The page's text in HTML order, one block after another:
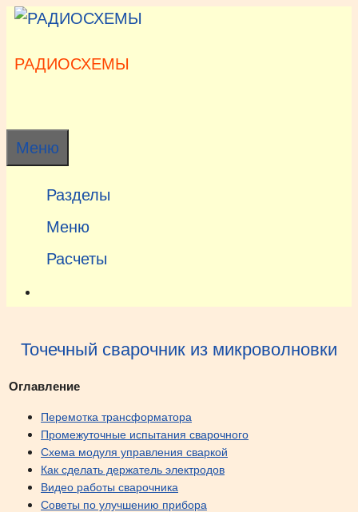
Перейти
РАДИОСХЕМЫ
Меню
Разделы
Меню
Расчеты
Точечный сварочник из микроволновки
Оглавление
Перемотка трансформатора
Промежуточные испытания сварочного
Схема модуля управления сваркой
Как сделать держатель электродов
Видео работы сварочника
Советы по улучшению прибора